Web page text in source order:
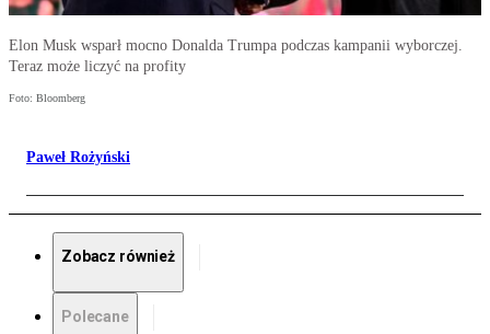
Elon Musk wsparł mocno Donalda Trumpa podczas kampanii wyborczej.
Teraz może liczyć na profity
Foto: Bloomberg
Paweł Rożyński
Zobacz również
Polecane